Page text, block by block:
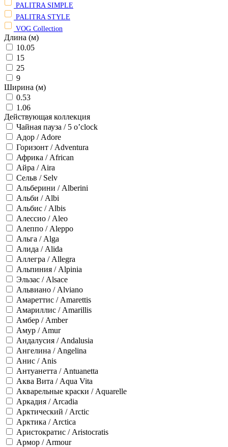
PALITRA SIMPLE
PALITRA STYLE
VOG Collection
Длина (м)
10.05
15
25
9
Ширина (м)
0.53
1.06
Действующая коллекция
Чайная пауза / 5 o’clock
Адор / Adore
Горизонт / Adventura
Африка / African
Айра / Aira
Сельв / Selv
Альберини / Alberini
Альби / Albi
Альбис / Albis
Алессио / Aleo
Алеппо / Aleppo
Альга / Alga
Алида / Alida
Аллегра / Allegra
Альпиния / Alpinia
Эльзас / Alsace
Альвиано / Alviano
Амареттис / Amarettis
Амариллис / Amarillis
Амбер / Amber
Амур / Amur
Андалусия / Andalusia
Ангелина / Angelina
Анис / Anis
Антуанетта / Antuanetta
Аква Вита / Aqua Vita
Акварельные краски / Aquarelle
Аркадия / Arcadia
Арктический / Arctic
Арктика / Arctica
Аристократис / Aristocratis
Армор / Armour